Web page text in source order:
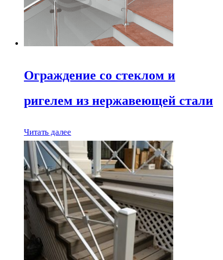
Ограждение со стеклом и
ригелем из нержавеющей стали
Читать далее